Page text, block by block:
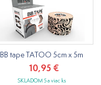
BB tape TATOO 5cm x 5m
10,95 €
SKLADOM 5 a viac ks